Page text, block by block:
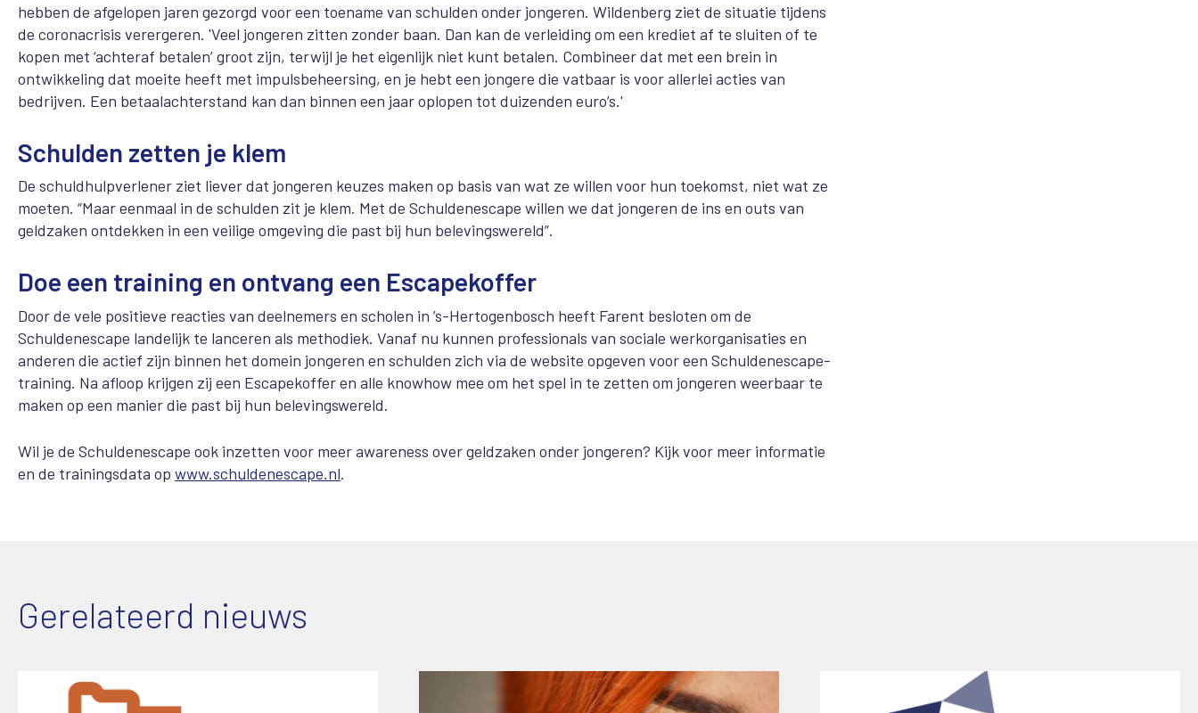
hebben de afgelopen jaren gezorgd voor een toename van schulden onder jongeren. Wildenberg ziet de situatie tijdens
de coronacrisis verergeren. 'Veel jongeren zitten zonder baan. Dan kan de verleiding om een krediet af te sluiten of te
kopen met ‘achteraf betalen’ groot zijn, terwijl je het eigenlijk niet kunt betalen. Combineer dat met een brein in
ontwikkeling dat moeite heeft met impulsbeheersing, en je hebt een jongere die vatbaar is voor allerlei acties van
bedrijven. Een betaalachterstand kan dan binnen een jaar oplopen tot duizenden euro’s.'
Schulden zetten je klem
De schuldhulpverlener ziet liever dat jongeren keuzes maken op basis van wat ze willen voor hun toekomst, niet wat ze
moeten. “Maar eenmaal in de schulden zit je klem. Met de Schuldenescape willen we dat jongeren de ins en outs van
geldzaken ontdekken in een veilige omgeving die past bij hun belevingswereld”.
Doe een training en ontvang een Escapekoffer
Door de vele positieve reacties van deelnemers en scholen in ’s-Hertogenbosch heeft Farent besloten om de
Schuldenescape landelijk te lanceren als methodiek. Vanaf nu kunnen professionals van sociale werkorganisaties en
anderen die actief zijn binnen het domein jongeren en schulden zich via de website opgeven voor een Schuldenescape-
training. Na afloop krijgen zij een Escapekoffer en alle knowhow mee om het spel in te zetten om jongeren weerbaar te
maken op een manier die past bij hun belevingswereld.
Wil je de Schuldenescape ook inzetten voor meer awareness over geldzaken onder jongeren? Kijk voor meer informatie
en de trainingsdata op www.schuldenescape.nl.
Gerelateerd nieuws